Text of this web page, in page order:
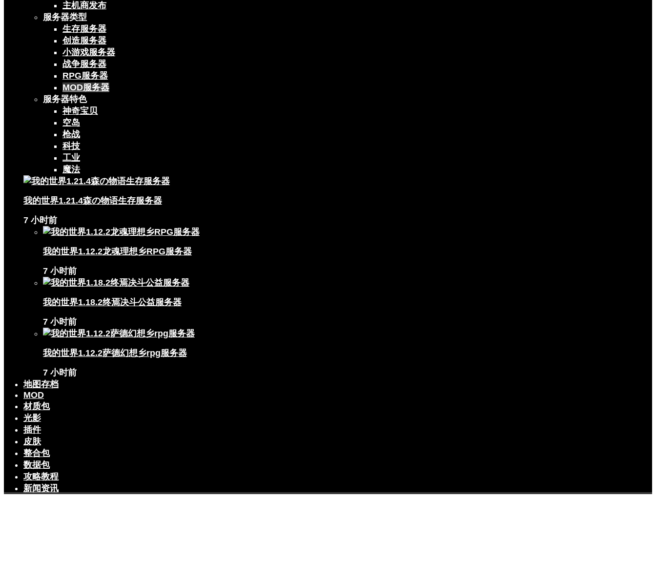
主机商发布
服务器类型
生存服务器
创造服务器
小游戏服务器
战争服务器
RPG服务器
MOD服务器
服务器特色
神奇宝贝
空岛
枪战
科技
工业
魔法
我的世界1.21.4森の物语生存服务器
7 小时前
我的世界1.12.2龙魂理想乡RPG服务器
7 小时前
我的世界1.18.2终焉决斗公益服务器
7 小时前
我的世界1.12.2萨德幻想乡rpg服务器
7 小时前
地图存档
MOD
材质包
光影
插件
皮肤
整合包
数据包
攻略教程
新闻资讯